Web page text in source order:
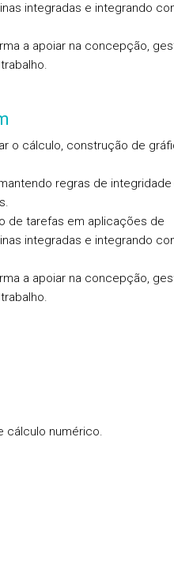
integradas e integrando
a apoiar na concepção,
o cálculo, construção de
regras de integridade
de tarefas em aplicações de
integradas e integrando
a apoiar na concepção,
cálculo numérico.